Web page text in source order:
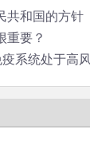
共和国的方针
重要？
系统处于高